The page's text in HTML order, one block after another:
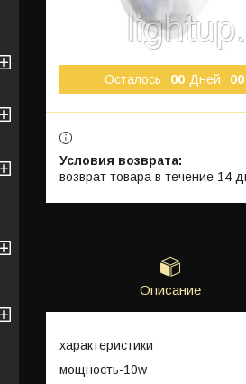
Осталось 00 Дней 00
возврат товара в течение 14
Описание
характеристики
мощность-10w